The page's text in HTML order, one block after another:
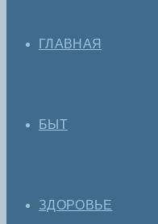
ГЛАВНАЯ
БЫТ
ЗДОРОВЬЕ